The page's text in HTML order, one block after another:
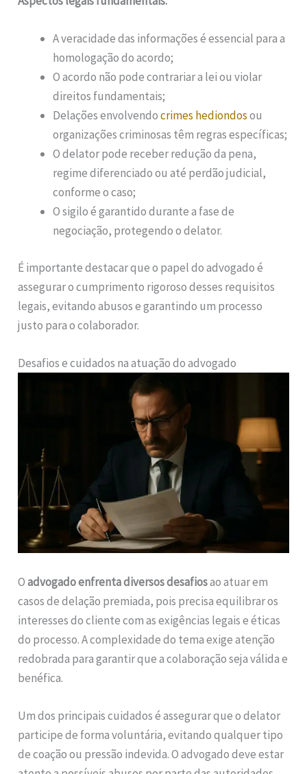
A veracidade das informações é essencial para a
homologação do acordo;
O acordo não pode contrariar a lei ou violar
direitos fundamentais;
Delações envolvendocrimes hediondosou
organizações criminosas têm regras específicas;
O delator pode receber redução da pena,
regime diferenciado ou até perdão judicial,
conforme o caso;
O sigilo é garantido durante a fase de
negociação, protegendo o delator.
É importante destacar que o papel do advogado é
assegurar o cumprimento rigoroso desses requisitos
legais, evitando abusos e garantindo um processo
justo para o colaborador.
Desafios e cuidados na atuação do advogado
Oadvogado enfrenta diversos desafiosao atuar em
casos de delação premiada, pois precisa equilibrar os
interesses do cliente com as exigências legais e éticas
do processo. A complexidade do tema exige atenção
redobrada para garantir que a colaboração seja válida e
benéfica.
Um dos principais cuidados é assegurar que o delator
participe de forma voluntária, evitando qualquer tipo
de coação ou pressão indevida. O advogado deve estar